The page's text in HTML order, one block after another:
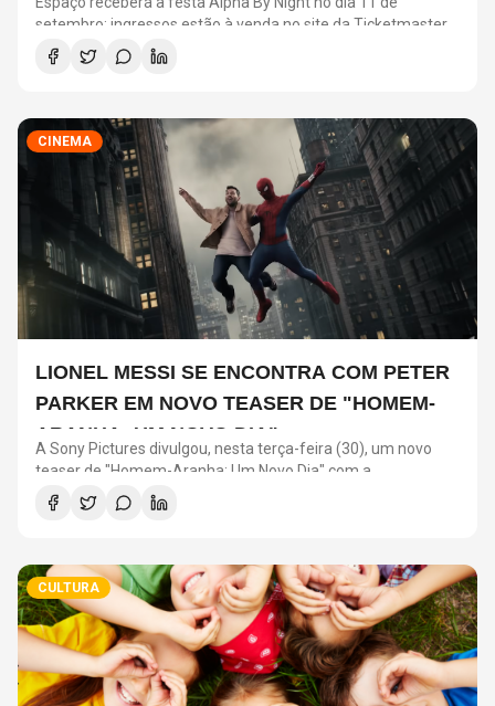
setembro; ingressos estão à venda no site da Ticketmaster
Brasil
CINEMA
LIONEL MESSI SE ENCONTRA COM PETER
PARKER EM NOVO TEASER DE "HOMEM-
ARANHA: UM NOVO DIA"
A Sony Pictures divulgou, nesta terça-feira (30), um novo
teaser de "Homem-Aranha: Um Novo Dia" com a
participação de Lionel Messi. O astro argentino divide a cena
com o universo do herói em uma ação promocional do filme.
CULTURA